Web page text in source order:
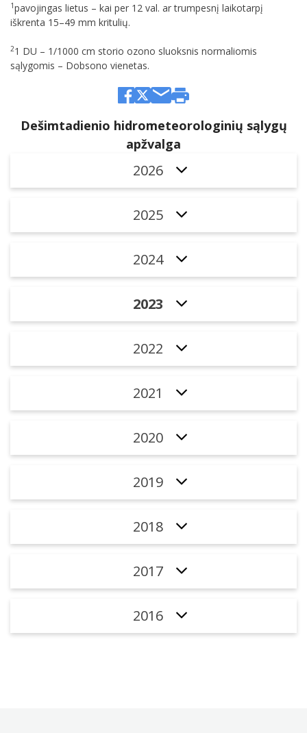
Dešimtadienio hidrometeorologinių sąlygų
apžvalga
2026
2025
2024
2023
2022
2021
2020
2019
2018
2017
2016
1pavojingas lietus – kai per 12 val. ar trumpesnį laikotarpį
iškrenta 15–49 mm kritulių.
21 DU – 1/1000 cm storio ozono sluoksnis normaliomis
sąlygomis – Dobsono vienetas.